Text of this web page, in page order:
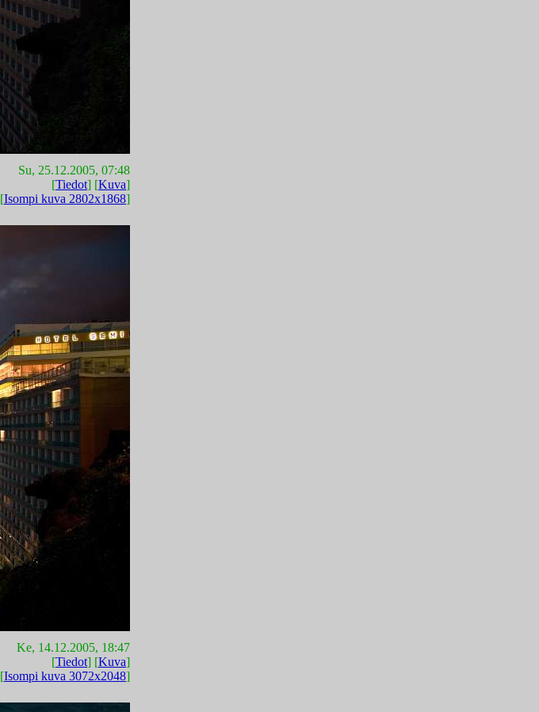
Su, 25.12.2005, 07:48
[Tiedot] [Kuva]
[Isompi kuva 2802x1868]
Ke, 14.12.2005, 18:47
[Tiedot] [Kuva]
[Isompi kuva 3072x2048]